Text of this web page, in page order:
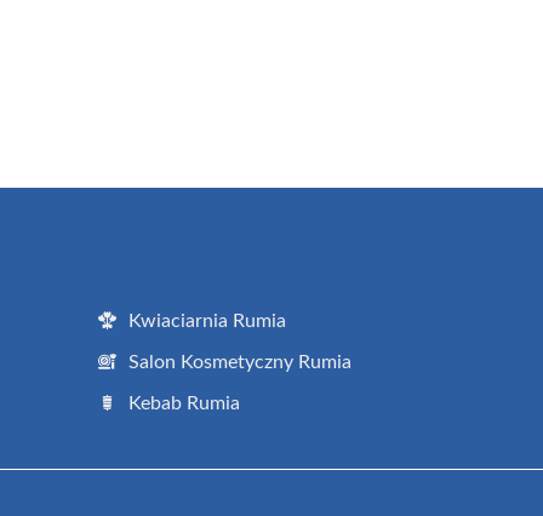
Kwiaciarnia Rumia
Salon Kosmetyczny Rumia
Kebab Rumia